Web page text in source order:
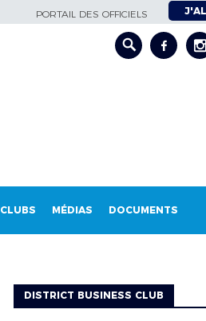
PORTAIL DES OFFICIELS
CLUBS MÉDIAS DOCUMENTS
DISTRICT BUSINESS CLUB